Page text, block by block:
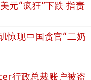
元“疯狂”下跌 指责
惊现中国贪官“二奶
行政总裁账户被盗